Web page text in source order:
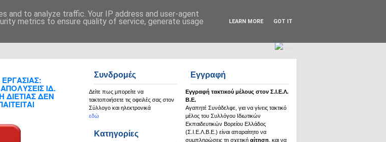
Σ.Ι.Ε.Λ.Β.Ε.
Εγγραφή
Εγγραφή τακτικού μέλους στον Σ.Ι.Ε.Λ.
Β.Ε.
Αγαπητέ Συνάδελφε, για να γίνεις τακτικό
μέλος του Συλλόγου Ιδιωτικών
Εκπαιδευτικών Βορείου Ελλάδος
(Σ.Ι.Ε.Λ.Β.Ε.) είναι απαραίτητο να
συμπληρώσεις τη σχετική αίτηση , και να
Συνδρομές
Δείτε πως μπορείτε να
τακτοποιήσετε τις οφειλές σας στον
Σύλλογο και ηλεκτρονικά
εδώ
Κατηγορίες
ΙΔ.
ΔΕΝ
and to analyze traffic. Your IP address and user-agent
metrics to ensure quality of service, generate usage LEARN MORE GOT IT